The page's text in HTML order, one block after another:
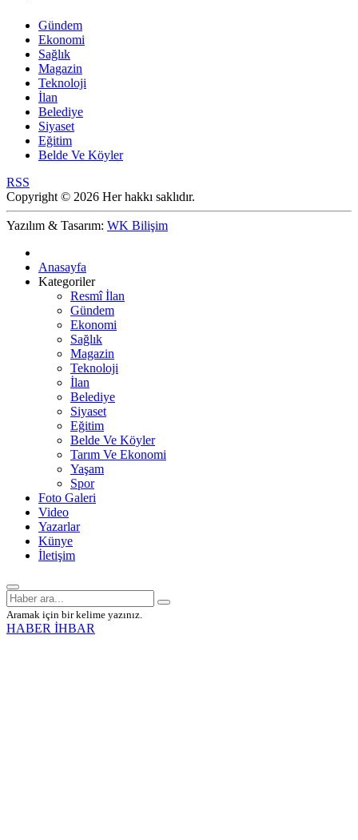
Gündem
Ekonomi
Sağlık
Magazin
Teknoloji
İlan
Belediye
Siyaset
Eğitim
Belde Ve Köyler
RSS
Copyright © 2026 Her hakkı saklıdır.
Yazılım & Tasarım: WK Bilişim
Anasayfa
Kategoriler
Resmî İlan
Gündem
Ekonomi
Sağlık
Magazin
Teknoloji
İlan
Belediye
Siyaset
Eğitim
Belde Ve Köyler
Tarım Ve Ekonomi
Yaşam
Spor
Foto Galeri
Video
Yazarlar
Künye
İletişim
Aramak için bir kelime yazınız.
HABER İHBAR